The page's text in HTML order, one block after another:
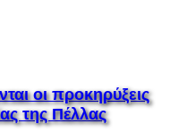
οι προκηρύξεις
της Πέλλας